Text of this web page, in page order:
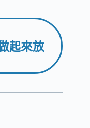
起來放